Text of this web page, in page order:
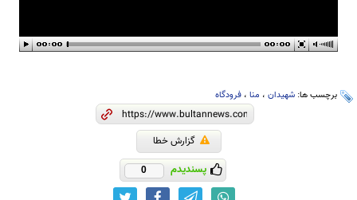
برچسب ها: شهیدان ، منا ، فرودگاه
گزارش خطا
پسندیدم 0